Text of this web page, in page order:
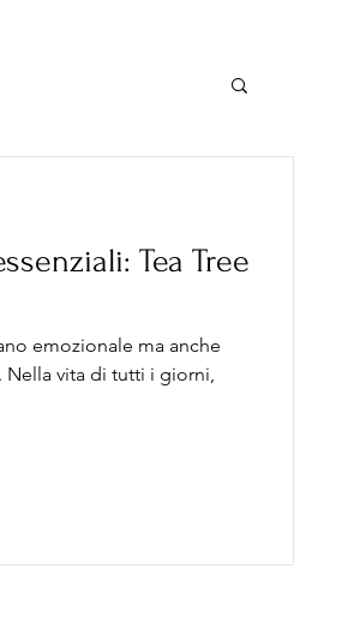
Tea Tree
emozionale ma anche
Nella vita di tutti i giorni,